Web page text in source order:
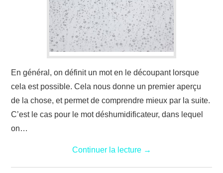
En général, on définit un mot en le découpant lorsque
cela est possible. Cela nous donne un premier aperçu
de la chose, et permet de comprendre mieux par la suite.
C’est le cas pour le mot déshumidificateur, dans lequel
on…
Continuer la lecture →